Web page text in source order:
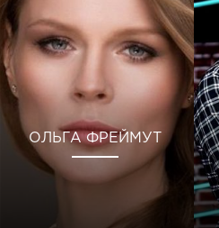
ОЛЬГА ФРЕЙМУТ